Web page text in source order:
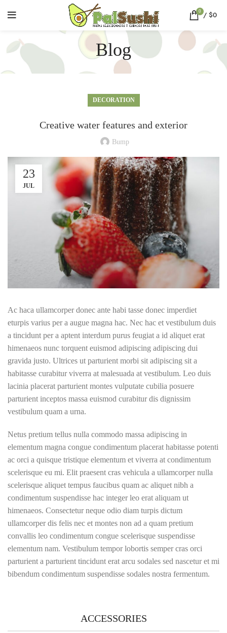
0 / $0
Blog
DECORATION
Creative water features and exterior
Bump
23
JUL
Ac haca ullamcorper donec ante habi tasse donec imperdiet
eturpis varius per a augue magna hac. Nec hac et vestibulum duis
a tincidunt per a aptent interdum purus feugiat a id aliquet erat
himenaeos nunc torquent euismod adipiscing adipiscing dui
gravida justo. Ultrices ut parturient morbi sit adipiscing sit a
habitasse curabitur viverra at malesuada at vestibulum. Leo duis
lacinia placerat parturient montes vulputate cubilia posuere
parturient inceptos massa euismod curabitur dis dignissim
vestibulum quam a urna.
Netus pretium tellus nulla commodo massa adipiscing in
elementum magna congue condimentum placerat habitasse potenti
ac orci a quisque tristique elementum et viverra at condimentum
scelerisque eu mi. Elit praesent cras vehicula a ullamcorper nulla
scelerisque aliquet tempus faucibus quam ac aliquet nibh a
condimentum suspendisse hac integer leo erat aliquam ut
himenaeos. Consectetur neque odio diam turpis dictum
ullamcorper dis felis nec et montes non ad a quam pretium
convallis leo condimentum congue scelerisque suspendisse
elementum nam. Vestibulum tempor lobortis semper cras orci
parturient a parturient tincidunt erat arcu sodales sed nascetur et mi
bibendum condimentum suspendisse sodales nostra fermentum.
ACCESSORIES